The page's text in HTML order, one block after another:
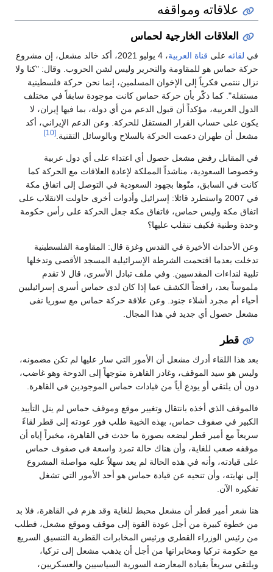
علاقاته ومواقفه
العلاقات الخارجية لحماس
في لقائه على قناة العربية
، 4 يوليو 2021، أكد خالد مشعل، إن مشروع
حركة حماس هو للمقاومة والتحرير وليس لشن الحروب. وقال: "كنا ولا
نزال ننتمي فكرياً إلى الإخوان المسلمين، إنما نحن حركة فلسطينية
مستقلة". كما ذكّر بأن حركة حماس كانت موجودة سابقاً في مختلف
الدول العربية، مؤكداً أن قبول الدعم من أي دولة، بما فيها إيران، لا
يكون على حساب القرار المستقل للحركة. وعن الدعم الإيراني، أكد
مشعل أن طهران دعمت الحركة بالسلاح وبالوسائل التقنية.[10]
في المقابل رفض مشعل حصول أي اعتداء على أي دول عربية
وخصوصا السعودية، مناشداً المملكة لإعادة العلاقات مع الحركة كما
كانت في السابق، منّوها بجهود السعودية في التوصل إلى اتفاق مكة
في 2007 واستطرد قائلا: إسرائيل وأدوات أخرى حاولت الانقلاب على
اتفاق مكة وليس حماس، فاتفاق مكة جعل الحركة على رأس حكومة
وحدة وطنية فكيف ننقلب عليها؟
وعن الأحداث الأخيرة في القدس وغزة قال: المقاومة الفلسطينية
تدخلت بعدما اقتحمت الشرطة الإسرائيلية المسجد الأقصى وتدخلها
تلبية لنداءات المقدسيين. وفي ملف تبادل الأسرى، قال لا تقدم
ملموساً بعد، رافضاً الكشف عما إذا كان لدى حماس أسرى إسرائيليين
أحياء أم مجرد أشلاء جنود. وعن علاقة حركة حماس مع سوريا نفى
مشعل حصول أي جديد في هذا المجال.
قطر
بعد هذا اللقاء أدرك مشعل أن الأمور التي سار عليها لم تكن مضمونه،
وليس هو سيد الموقف، وغادر القاهرة متوجهاً إلى الدوحة وهو غاضب،
دون أن يلتقي أو يودع أياً من قيادات حماس الموجودين في القاهرة.
فالموقف الذي أخذه بانتقال وتغيير موقع وموقف حماس لم ينل التأييد
الكبير في صفوف حماس، بهذه الخيبة طلب فور عودته إلى قطر لقاءً
سريعاً مع أمير قطر ليضعه بصورة ما حدث في القاهرة، مخبراً إياه أن
موقفه صعب للغاية، وأن هناك حالة تمرد واسعة في صفوف حماس
على قيادته، وأنه في هذه الحالة لم يعد سهلاً عليه مواصلة المشروع
إلى نهايته، وأن تنحيه عن قيادة حماس هو أحد الأمور التي تشغل
تفكيره الآن.
هنا شعر أمير قطر أن مشعل محبط للغاية وقد هزم في القاهرة، فلا بد
من خطوة كبيرة من أجل عودة القوة إلى موقف وموقع مشعل، فطلب
من رئيس الوزراء القطري ورئيس المخابرات القطرية التنسيق السريع
مع حكومة تركيا ومخابراتها من أجل أن يذهب مشعل إلى تركيا،
ويلتقي سريعاً بقيادة المعارضة السورية السياسيين والعسكريين،